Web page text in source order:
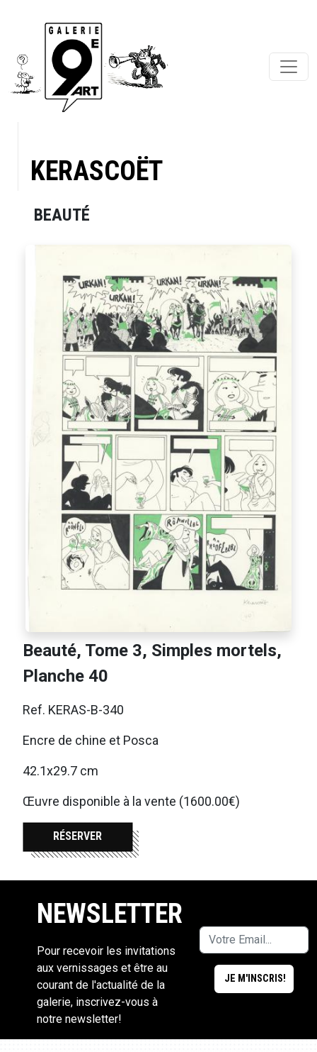
KERASCOËT
BEAUTÉ
Beauté, Tome 3, Simples mortels,
Planche 40
Ref. KERAS-B-340
Encre de chine et Posca
42.1x29.7 cm
Œuvre disponible à la vente (1600.00€)
RÉSERVER
NEWSLETTER
Pour recevoir les invitations
aux vernissages et être au
courant de l'actualité de la
galerie, inscrivez-vous à
notre newsletter!